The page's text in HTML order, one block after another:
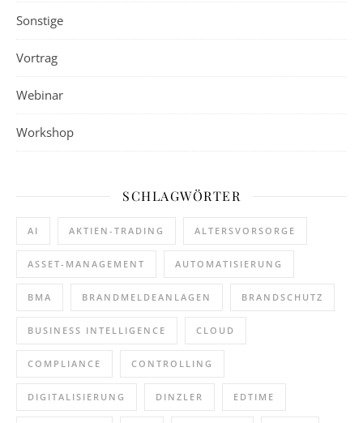
Sonstige
Vortrag
Webinar
Workshop
SCHLAGWÖRTER
AI AKTIEN-TRADING ALTERSVORSORGE
ASSET-MANAGEMENT AUTOMATISIERUNG
BMA BRANDMELDEANLAGEN BRANDSCHUTZ
BUSINESS INTELLIGENCE CLOUD
COMPLIANCE CONTROLLING
DIGITALISIERUNG DINZLER EDTIME